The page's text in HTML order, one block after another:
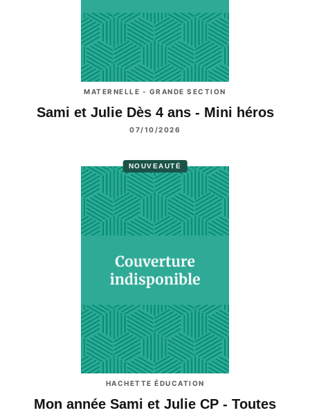
MATERNELLE - GRANDE SECTION
Sami et Julie Dès 4 ans - Mini héros
07/10/2026
NOUVEAUTÉ
HACHETTE ÉDUCATION
Mon année Sami et Julie CP - Toutes